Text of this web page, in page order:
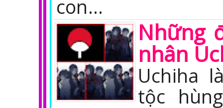
con…
Những
nhân
Uchiha
tộc